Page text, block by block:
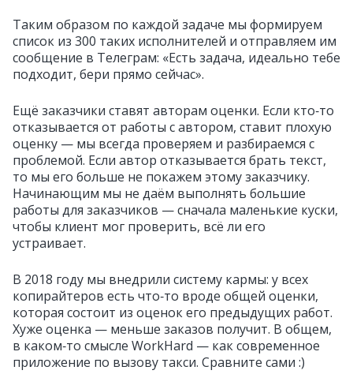
Таким образом по каждой задаче мы формируем
список из 300 таких исполнителей и отправляем им
сообщение в Телеграм: «Есть задача, идеально тебе
подходит, бери прямо сейчас».
Ещё заказчики ставят авторам оценки. Если кто‑то
отказывается от работы с автором, ставит плохую
оценку — мы всегда проверяем и разбираемся с
проблемой. Если автор отказывается брать текст,
то мы его больше не покажем этому заказчику.
Начинающим мы не даём выполнять большие
работы для заказчиков — сначала маленькие куски,
чтобы клиент мог проверить, всё ли его
устраивает.
В 2018 году мы внедрили систему кармы: у всех
копирайтеров есть что‑то вроде общей оценки,
которая состоит из оценок его предыдущих работ.
Хуже оценка — меньше заказов получит. В общем,
в каком‑то смысле WorkHard — как современное
приложение по вызову такси. Сравните сами :)